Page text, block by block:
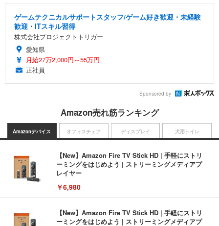
ゲームテクニカルサポートスタッフ/ゲーム好き歓迎・未経験
歓迎・ITスキル習得
株式会社プロジェクトトリガー
愛知県
月給27万2,000円～55万円
正社員
Sponsored by
Amazon売れ筋ランキング
Amazonデバイス
【New】Amazon Fire TV Stick HD | 手軽にストリ
ーミングをはじめよう | ストリーミングメディアプ
レイヤー
￥6,980
【New】Amazon Fire TV Stick HD | 手軽にストリ
ーミングをはじめよう | ストリーミングメディアプ
オフィスチェア ディスプレイ 犬用トイレ